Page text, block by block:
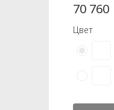
70 760
Цвет